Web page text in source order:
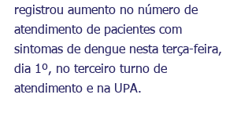
registrou aumento no número de
atendimento de pacientes com
sintomas de dengue nesta terça-feira,
dia 1º, no terceiro turno de
atendimento e na UPA.